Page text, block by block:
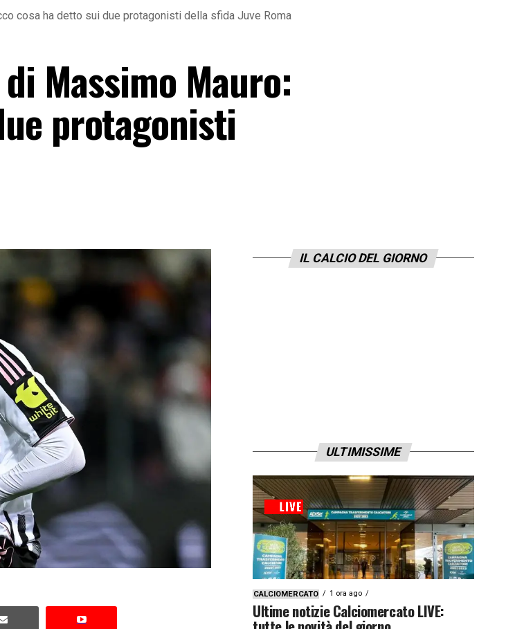
cosa ha detto sui due protagonisti della sfida Juve Roma
Massimo Mauro:
protagonisti
IL CALCIO DEL GIORNO
ULTIMISSIME
CALCIOMERCATO 1 ora ago
Ultime notizie Calciomercato LIVE: